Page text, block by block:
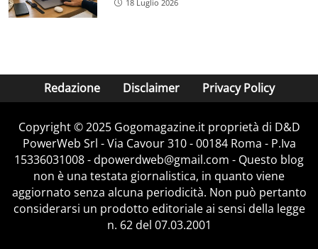
18 Luglio 2026
Redazione Disclaimer Privacy Policy
Copyright © 2025 Gogomagazine.it proprietà di D&D
PowerWeb Srl - Via Cavour 310 - 00184 Roma - P.Iva
15336031008 - dpowerdweb@gmail.com - Questo blog
non è una testata giornalistica, in quanto viene
aggiornato senza alcuna periodicità. Non può pertanto
considerarsi un prodotto editoriale ai sensi della legge
n. 62 del 07.03.2001